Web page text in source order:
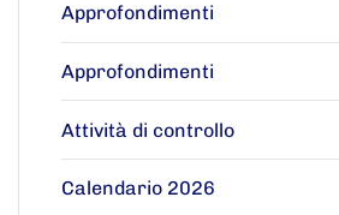
Approfondimenti
Approfondimenti
Attività di controllo
Calendario 2026